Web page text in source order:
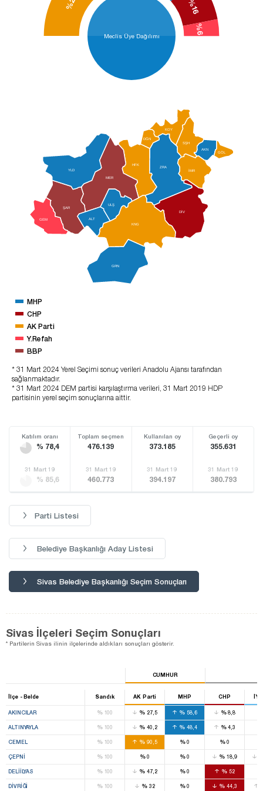
%16
%6
Meclis Üye Dağılımı
DİV
GEM
GRN
HFK
İMR
KNG
KOY
MER
SŞH
ŞAR
YLD
ZRA
AKN
ALT
DĞN
GÖL
ULŞ
MHP
CHP
AK Parti
Y.Refah
BBP
* 31 Mart 2024 Yerel Seçimi sonuç verileri Anadolu Ajansı tarafından
sağlanmaktadır.
* 31 Mart 2024 DEM partisi karşılaştırma verileri, 31 Mart 2019 HDP
partisinin yerel seçim sonuçlarına aittir.
Katılım oranı
% 78,4
Toplam seçmen
476.139
Kullanılan oy
373.185
Geçerli oy
355.631
31 Mart 19
% 85,6
31 Mart 19
460.773
31 Mart 19
394.197
31 Mart 19
380.793
Parti Listesi
Belediye Başkanlığı Aday Listesi
Sivas Belediye Başkanlığı Seçim Sonuçları
Sivas İlçeleri Seçim Sonuçları
* Partilerin Sivas ilinin ilçelerinde aldıkları sonuçları gösterir.
CUMHUR
İlçe - Belde Sandık AK Parti MHP CHP
AKINCILAR %100 % 27,5 % 58,6 %8,8
ALTINYAYLA %100 % 40,2 % 48,4 %4,3
CEMEL %100 % 90,5 %0 %0
ÇEPNI %100 %0 %0 % 18,9
DELIILYAS %100 % 47,2 %0 % 52
DIVRIĞI %100 % 32 %0 % 44,3